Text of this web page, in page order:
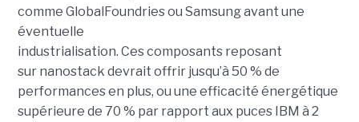
comme GlobalFoundries ou Samsung avant une
éventuelle
industrialisation. Ces composants reposant
sur nanostack devrait offrir jusqu’à 50 % de
performances en plus, ou une efficacité énergétique
supérieure de 70 % par rapport aux puces IBM à 2